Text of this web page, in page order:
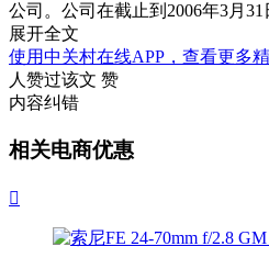
公司。公司在截止到2006年3月31
展开全文
使用中关村在线APP，查看更多
人赞过该文 赞
内容纠错
相关电商优惠
